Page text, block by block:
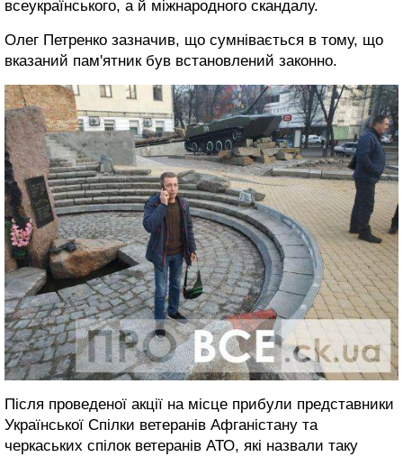
всеукраїнського, а й міжнародного скандалу.
Олег Петренко зазначив, що сумнівається в тому, що
вказаний пам'ятник був встановлений законно.
Після проведеної акції на місце прибули представники
Української Спілки ветеранів Афганістану та
черкаських спілок ветеранів АТО, які назвали таку